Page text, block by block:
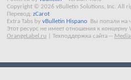
Copyright © 2026 vBulletin Solutions, Inc. All
Перевод: zCarot
Extra Tabs by vBulletin Hispano
Вы попали на
Этот ресурс не имеет отношения к концерну
OrangeLabel.ru
Техподдержка сайта --